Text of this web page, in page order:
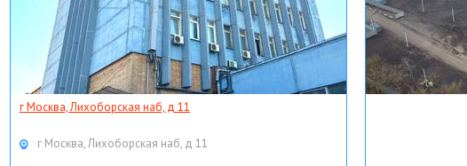
г Москва, Лихоборская наб, д 11
г Москва, Лихоборская наб, д 11